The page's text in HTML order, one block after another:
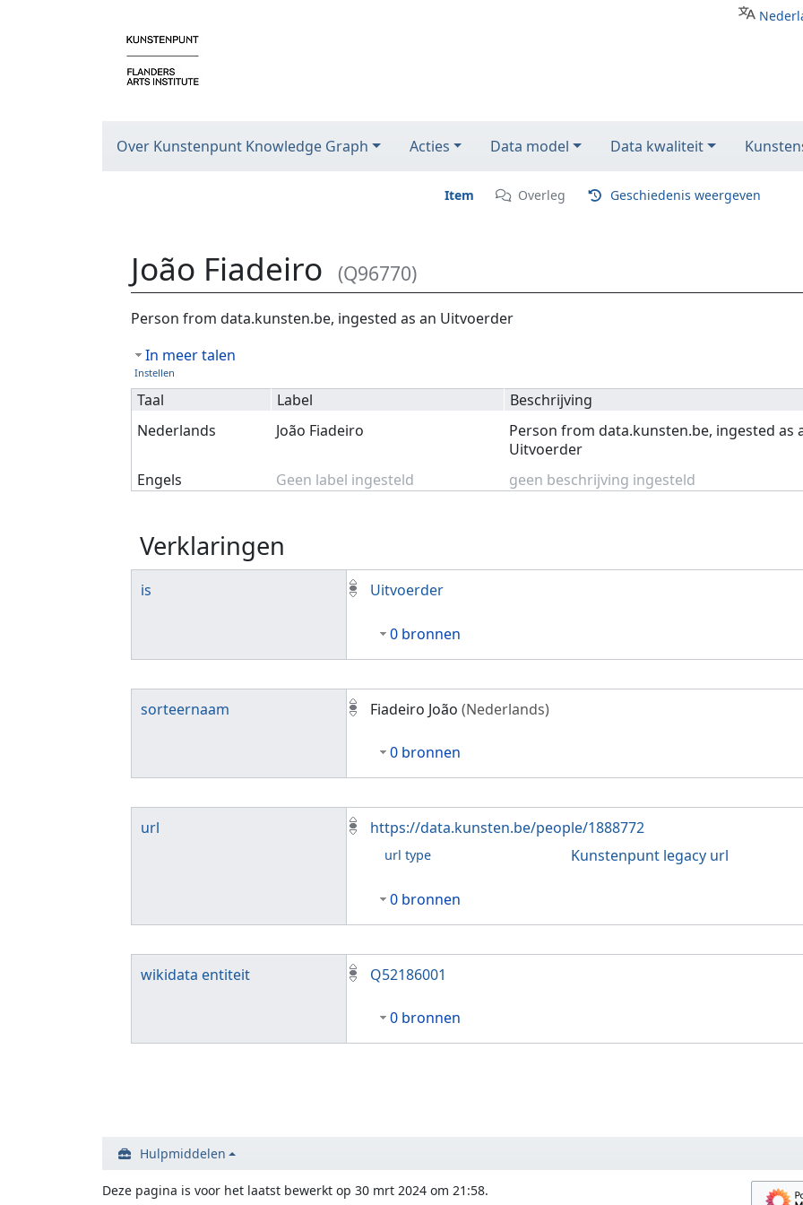
Over Kunstenpunt Knowledge Graph Acties Data model Data kwaliteit
Item Overleg Geschiedenis weergeven
João Fiadeiro (Q96770)
Ga naar:navigatie,zoeken
Person from data.kunsten.be, ingested as an Uitvoerder
In meer talen
Instellen
Taal Label
Beschrijving
Nederlands
João Fiadeiro
Person from data.kunsten.be, ingested as
Uitvoerder
Engels
Geen label ingesteld geen beschrijving ingesteld
Verklaringen
is Uitvoerder
0 bronnen
sorteernaam Fiadeiro João (Nederlands)
0 bronnen
url https://data.kunsten.be/people/1888772
url type Kunstenpunt legacy url
0 bronnen
wikidata entiteit Q52186001
0 bronnen
Hulpmiddelen
Deze pagina is voor het laatst bewerkt op 30 mrt 2024 om 21:58.